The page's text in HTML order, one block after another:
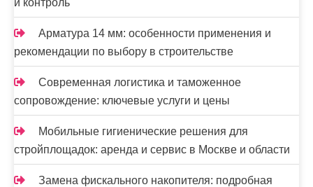
з
а
п
и
с
е
й
и контроль
Арматура 14 мм: особенности применения и
рекомендации по выбору в строительстве
Современная логистика и таможенное
сопровождение: ключевые услуги и цены
Мобильные гигиенические решения для
стройплощадок: аренда и сервис в Москве и области
Замена фискального накопителя: подробная